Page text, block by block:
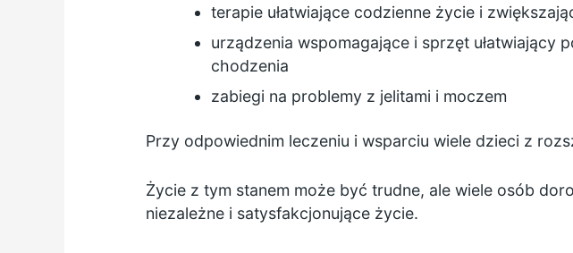
terapie ułatwiające codzienne życie i
urządzenia wspomagające i sprzęt ułatwiający
chodzenia
zabiegi na problemy z jelitami i moczem
Przy odpowiednim leczeniu i wsparciu wiele dzieci z
Życie z tym stanem może być trudne, ale wiele osób
niezależne i satysfakcjonujące życie.